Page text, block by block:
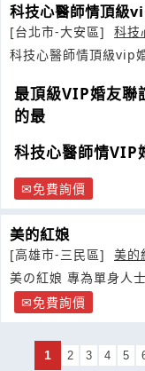
科技心醫師情頂級
[台北市-大安區]
科技
科技心醫師情頂級vip
最頂級VIP婚友聯
的最
科技心醫師情VIP
免費詢價
美的紅娘
[高雄市-三民區]
美的
美の紅娘 專為單身人
方面的交友聯誼
免費詢價
1 2 3 4 5